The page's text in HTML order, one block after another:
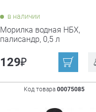
в наличии
Морилка водная НБХ,
палисандр, 0,5 л
129₽
Код товара 00075085